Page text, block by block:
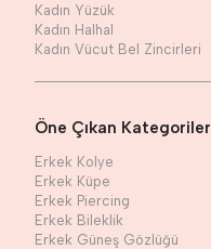
Kadın Yüzük
Kadın Halhal
Kadın Vücut Bel Zincirleri
Öne Çıkan Kategoriler
Erkek Kolye
Erkek Küpe
Erkek Piercing
Erkek Bileklik
Erkek Güneş Gözlüğü